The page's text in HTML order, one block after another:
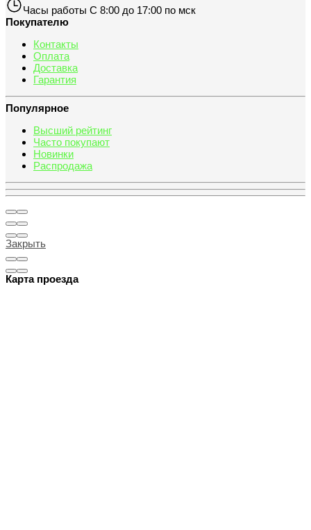
Часы работы С 8:00 до 17:00 по мск
Покупателю
Контакты
Оплата
Доставка
Гарантия
Популярное
Высший рейтинг
Часто покупают
Новинки
Распродажа
Закрыть
Карта проезда